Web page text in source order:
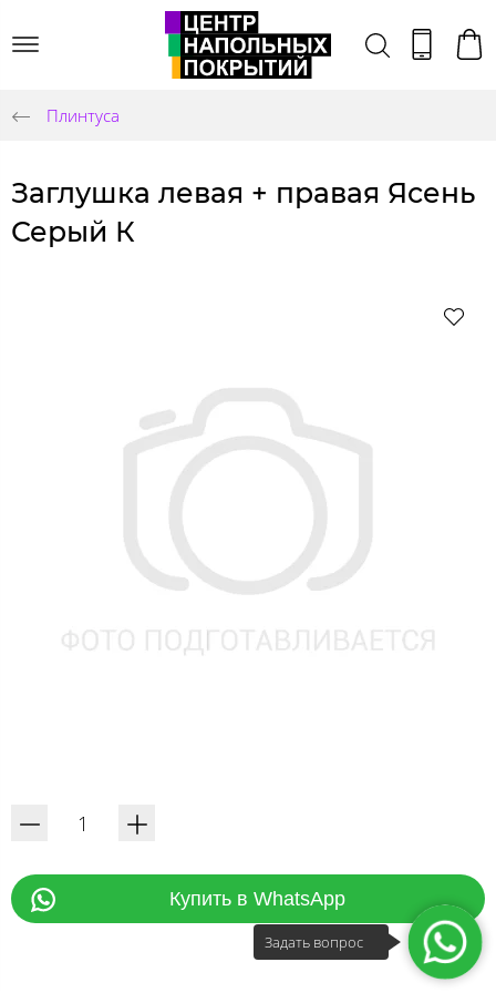
Плинтуса
Заглушка левая + правая Ясень
Серый К
Купить в WhatsApp
Задать вопрос